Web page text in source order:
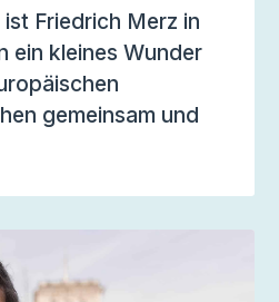
Friedrich Merz in
ein kleines Wunder
gemeinsam und